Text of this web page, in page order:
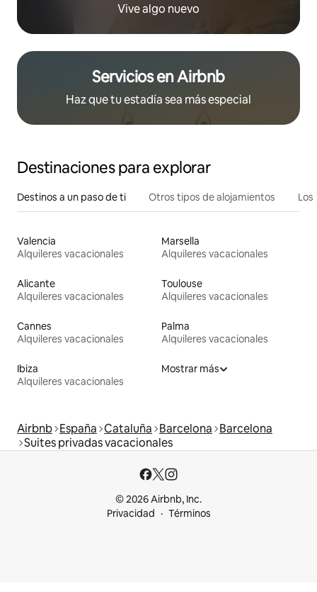
Vive algo nuevo
Servicios en Airbnb
Haz que tu estadía sea más especial
Destinaciones para explorar
Destinos a un paso de ti Otros tipos de alojamientos
Valencia
Alquileres vacacionales
Marsella
Alquileres vacacionales
Alicante
Alquileres vacacionales
Toulouse
Alquileres vacacionales
Cannes
Alquileres vacacionales
Palma
Alquileres vacacionales
Ibiza
Alquileres vacacionales
Mostrar más
Airbnb España Cataluña Barcelona Barcelona
Suites privadas vacacionales
© 2026 Airbnb, Inc.
Privacidad
Términos